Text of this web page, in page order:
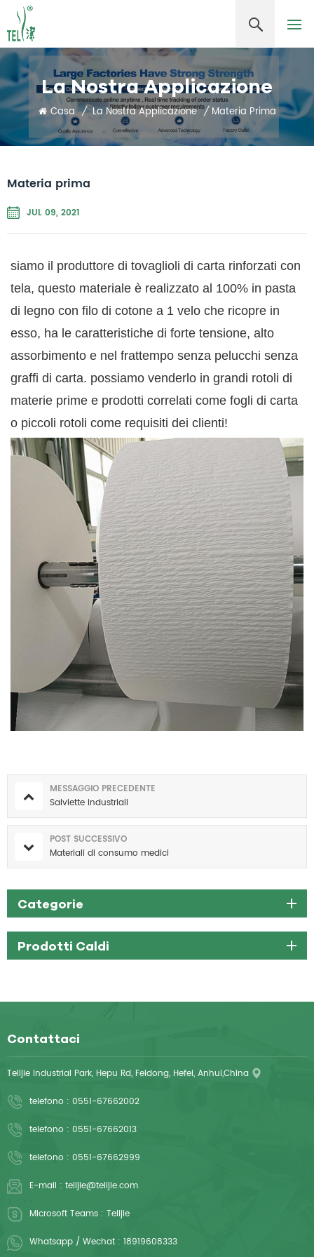
La Nostra Applicazione
Casa / La Nostra Applicazione / Materia Prima
Materia prima
JUL 09, 2021
siamo il produttore di tovaglioli di carta rinforzati con
tela, questo materiale è realizzato al 100% in pasta
di legno con filo di cotone a 1 velo che ricopre in
esso, ha le caratteristiche di forte tensione, alto
assorbimento e nel frattempo senza pelucchi senza
graffi di carta. possiamo venderlo in grandi rotoli di
materie prime e prodotti correlati come fogli di carta
o piccoli rotoli come requisiti dei clienti!
MESSAGGIO PRECEDENTE
Salviette industriali
POST SUCCESSIVO
Materiali di consumo medici
Categorie
Prodotti Caldi
Contattaci
Telijie Industrial Park, Hepu Rd, Feidong, Hefei, Anhui,China
telefono : 0551-67662002
telefono : 0551-67662013
telefono : 0551-67662999
E-mail : telijie@telijie.com
Microsoft Teams : Telijie
Whatsapp / Wechat : 18919608333